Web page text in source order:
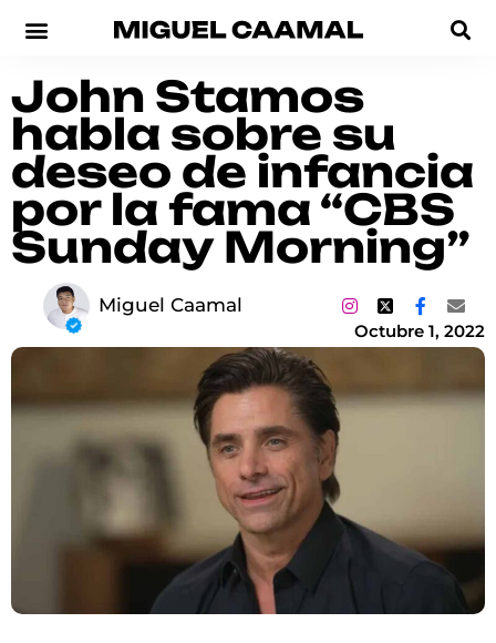
John Stamos
habla sobre su
deseo de infancia
por la fama “CBS
Sunday Morning”
Miguel Caamal
Octubre 1, 2022